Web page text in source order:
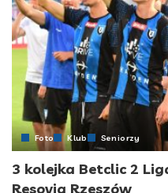
Foto Klub Seniorzy
3 kolejka Betclic 2
Resovia Rzeszów